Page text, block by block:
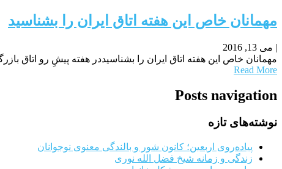
مهمانان خاص این هفته اتاق ایران را بشناسید
| می 13, 2016
مهمانان خاص این هفته اتاق ایران را بشناسیددر هفته پیشِ رو
Read More
Posts navigation
نوشته‌های تازه
پیاده‌روی اربعین؛ کانون شور و بالندگی معنوی نوجوانان
زندگی و زمانه شیخ فضل الله نوری